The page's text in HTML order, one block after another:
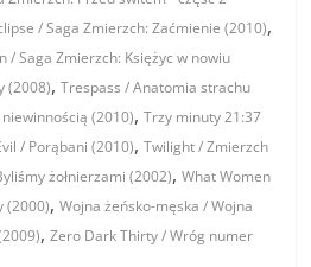
/ Saga Zmierzch: Zaćmienie (2010),
/ Saga Zmierzch: Księżyc w nowiu
(2008),Trespass / Anatomia strachu
(2010),Trzy minuty 21:37
/ Porąbani (2010),Twilight / Zmierzch
żołnierzami (2002),What Women
(2000),Wojna żeńsko-męska / Wojna
,Zero Dark Thirty / Wróg numer